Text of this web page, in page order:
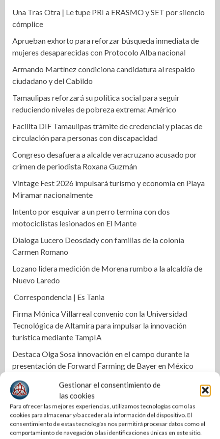
Gestionar el consentimiento de
las cookies
Para ofrecer las mejores experiencias, utilizamos tecnologías como las
cookies para almacenar y/o acceder a la información del dispositivo. El
consentimiento de estas tecnologías nos permitirá procesar datos como el
comportamiento de navegación o las identificaciones únicas en este sitio.
Una Tras Otra | Le tupe PRI a ERASMO y SET por silencio
cómplice
Aprueban exhorto para reforzar búsqueda inmediata de
mujeres desaparecidas con Protocolo Alba nacional
Armando Martínez condiciona candidatura al respaldo
ciudadano y del Cabildo
Tamaulipas reforzará su política social para seguir
reduciendo niveles de pobreza extrema: Américo
Facilita DIF Tamaulipas trámite de credencial y placas de
circulación para personas con discapacidad
Congreso desafuera a alcalde veracruzano acusado por
crimen de periodista Roxana Guzmán
Vintage Fest 2026 impulsará turismo y economía en Playa
Miramar nacionalmente
Intento por esquivar a un perro termina con dos
motociclistas lesionados en El Mante
Dialoga Lucero Deosdady con familias de la colonia
Carmen Romano
Lozano lidera medición de Morena rumbo a la alcaldía de
Nuevo Laredo
Correspondencia | Es Tania
Firma Mónica Villarreal convenio con la Universidad
Tecnológica de Altamira para impulsar la innovación
turística mediante TampIA
Destaca Olga Sosa innovación en el campo durante la
presentación de Forward Farming de Bayer en México
Transparencia y finanzas sanas en COMAPA Altamira
Con más obra pública, Mónica Villarreal transforma la
infraestructura vial de Tampico
Impulsa STPS ferias del empleo para jóvenes en tres